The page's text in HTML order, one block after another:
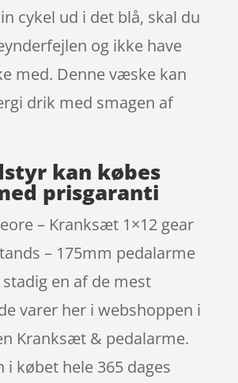
cykel ud i det blå, skal du
og ikke have
med. Denne væske kan
drik med smagen af
kan købes
prisgaranti
– Kranksæt 1×12 gear
– 175mm pedalarme
en af de mest
varer her i webshoppen i
Kranksæt & pedalarme.
i købet hele 365 dages